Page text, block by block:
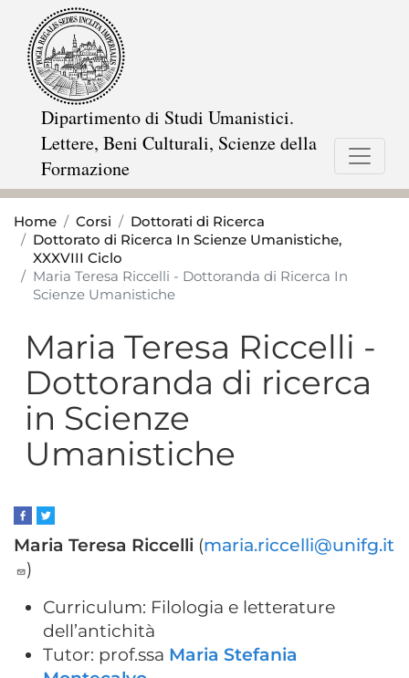
Dipartimento di Studi Umanistici.
Lettere, Beni Culturali, Scienze della
Formazione
Home Corsi
Dottorati di Ricerca
Dottorato di Ricerca In Scienze Umanistiche,
XXXVIII Ciclo
Maria Teresa Riccelli - Dottoranda di Ricerca In
Scienze Umanistiche
Maria Teresa Riccelli -
Dottoranda di ricerca
in Scienze
Umanistiche
Maria Teresa Riccelli (maria.riccelli@unifg.it
)
Curriculum: Filologia e letterature
dell’antichità
Tutor: prof.ssa Maria Stefania